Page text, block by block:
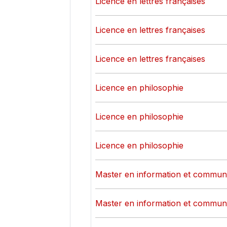
Licence en lettres françaises
Licence en lettres françaises
Licence en philosophie
Licence en philosophie
Licence en philosophie
Master en information et
Master en information et